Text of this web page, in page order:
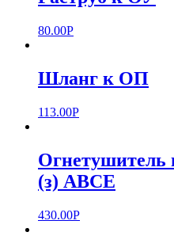
80.00Р
Шланг к ОП
113.00Р
(з) АВСЕ
430.00Р